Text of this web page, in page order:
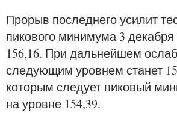
Прорыв последнего усилит
пикового минимума 3
156,16. При дальнейшем
следующим уровнем станет
которым следует пиковый
на уровне 154,39.